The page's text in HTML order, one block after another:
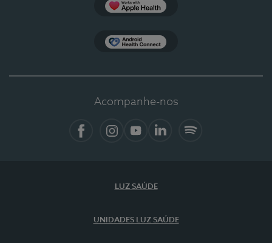
Acompanhe-nos
LUZ SAÚDE
UNIDADES LUZ SAÚDE